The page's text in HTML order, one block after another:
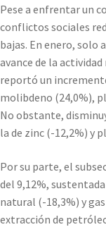
Pese a enfrentar un
conflictos sociales
bajas. En enero, solo
avance de la
reportó un
molibdeno (24,0%),
No obstante,
la de zinc (-12,2%) y
Por su parte, el
del 9,12%,
natural (-18,3%) y
extracción de